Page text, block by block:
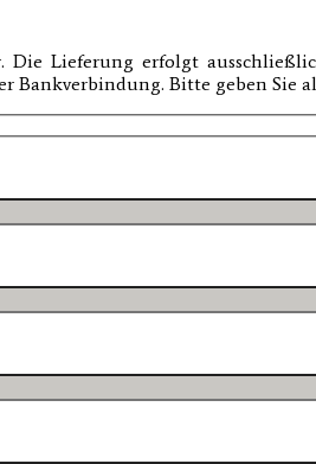
Lieferung erfolgt
Bankverbindung. Bitte geben Sie